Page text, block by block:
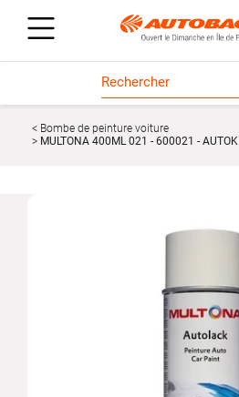
Bombe de peinture voiture
MULTONA 400ML 021 - 600021 - AUTOK